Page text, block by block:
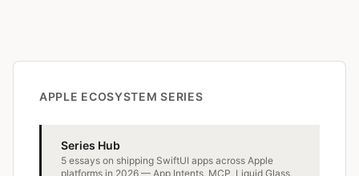
APPLE ECOSYSTEM SERIES
Series Hub
5 essays on shipping SwiftUI apps across Apple
platforms in 2026 — App Intents, MCP, Liquid Glass,